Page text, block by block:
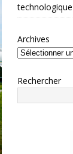
Archives
Rechercher